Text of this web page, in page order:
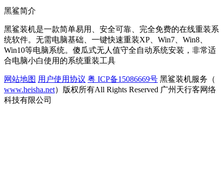
黑鲨简介
黑鲨装机是一款简单易用、安全可靠、完全免费的在线重装系
统软件。无需电脑基础、一键快速重装XP、Win7、Win8、
Win10等电脑系统。傻瓜式无人值守全自动系统安装，非常适
合电脑小白使用的系统重装工具
网站地图 用户使用协议 粤 ICP备15086669号 黑鲨装机服务（
www.heisha.net）版权所有All Rights Reserved 广州天行客网络
科技有限公司